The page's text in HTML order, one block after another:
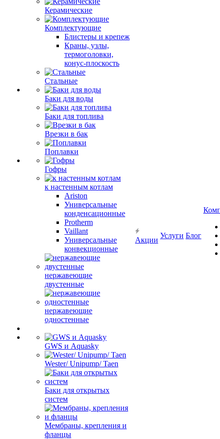
Керамические
Комплектующие
Блистеры и крепеж
Краны, узлы,
термоголовки,
конус-плоскость
Стальные
Баки для воды
Баки для топлива
Врезки в бак
Поплавки
Гофры
к настенным котлам
Ariston
Универсальные
конденсационные
Protherm
Vaillant
Универсальные
конвекционные
нержавеющие
двустенные
нержавеющие
одностенные
GWS и Aquasky
Wester/ Unipump/ Taen
Баки для открытых
систем
Мембраны, крепления и
фланцы
Акции
Услуги Блог